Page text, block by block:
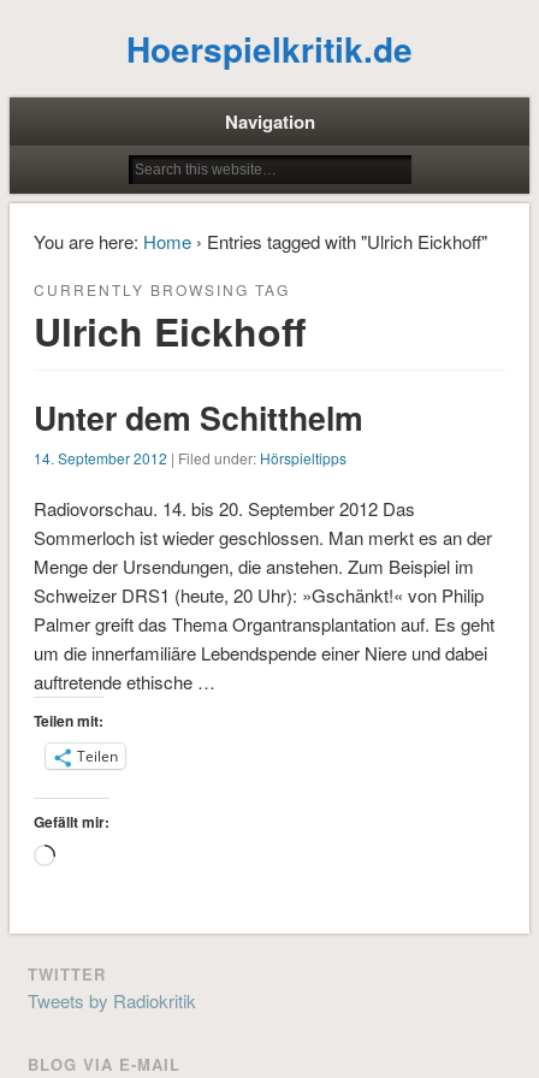
Hoerspielkritik.de
Navigation
You are here: Home› Entries tagged with "Ulrich Eickhoff"
CURRENTLY BROWSING TAG
Ulrich Eickhoff
Unter dem Schitthelm
14. September 2012 | Filed under: Hörspieltipps
Radiovorschau. 14. bis 20. September 2012 Das
Sommerloch ist wieder geschlossen. Man merkt es an der
Menge der Ursendungen, die anstehen. Zum Beispiel im
Schweizer DRS1 (heute, 20 Uhr): »Gschänkt!« von Philip
Palmer greift das Thema Organ­transplantation auf. Es geht
um die innerfamiliäre Lebendspende einer Niere und dabei
auftretende ethische …
Teilen mit:
Teilen
Gefällt mir:
Wird
TWITTER
Tweets by Radiokritik
BLOG VIA E-MAIL